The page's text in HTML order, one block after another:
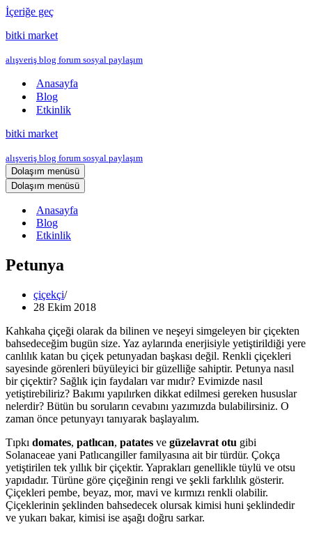
İçeriğe geç
bitki market
alışveriş blog forum sosyal paylaşım
Anasayfa
Blog
Etkinlik
bitki market
alışveriş blog forum sosyal paylaşım
Dolaşım menüsü
Dolaşım menüsü
Anasayfa
Blog
Etkinlik
Petunya
çiçekçi
28 Ekim 2018
Kahkaha çiçeği olarak da bilinen ve neşeyi simgeleyen bir çiçekten
bahsedeceğim bugün size. Yaz aylarında enerjisiyle yetiştirildiği yere
canlılık katan bu çiçek petunyadan başkası değil. Renkli çiçekleri
sayesinde görenleri büyüleyici bir güzelliğe sahiptir. Petunya nasıl
bir çiçektir? Sağlık için faydaları var mıdır? Evimizde nasıl
yetiştirebiliriz? Bakımı yapılırken dikkat edilmesi gereken hususlar
nelerdir? Bütün bu soruların cevabını yazımızda bulabilirsiniz. O
zaman önce petunyayı tanıyarak başlayalım.
Tıpkı domates, patlıcan, patates ve güzelavrat otu gibi
Solanaceae yani Patlıcangiller familyasına ait bir türdür. Çokça
yetiştirilen tek yıllık bir çiçektir. Yaprakları genellikle tüylü ve otsu
yapıdadır. Türüne göre çiçeğinin rengi ve şekli farklılık gösterir.
Çiçekleri pembe, beyaz, mor, mavi ve kırmızı renkli olabilir.
Çiçeklerinin şeklinden bahsedecek olursak kimisi huni şeklindedir
ve yukarı bakar, kimisi ise aşağı doğru sarkar.